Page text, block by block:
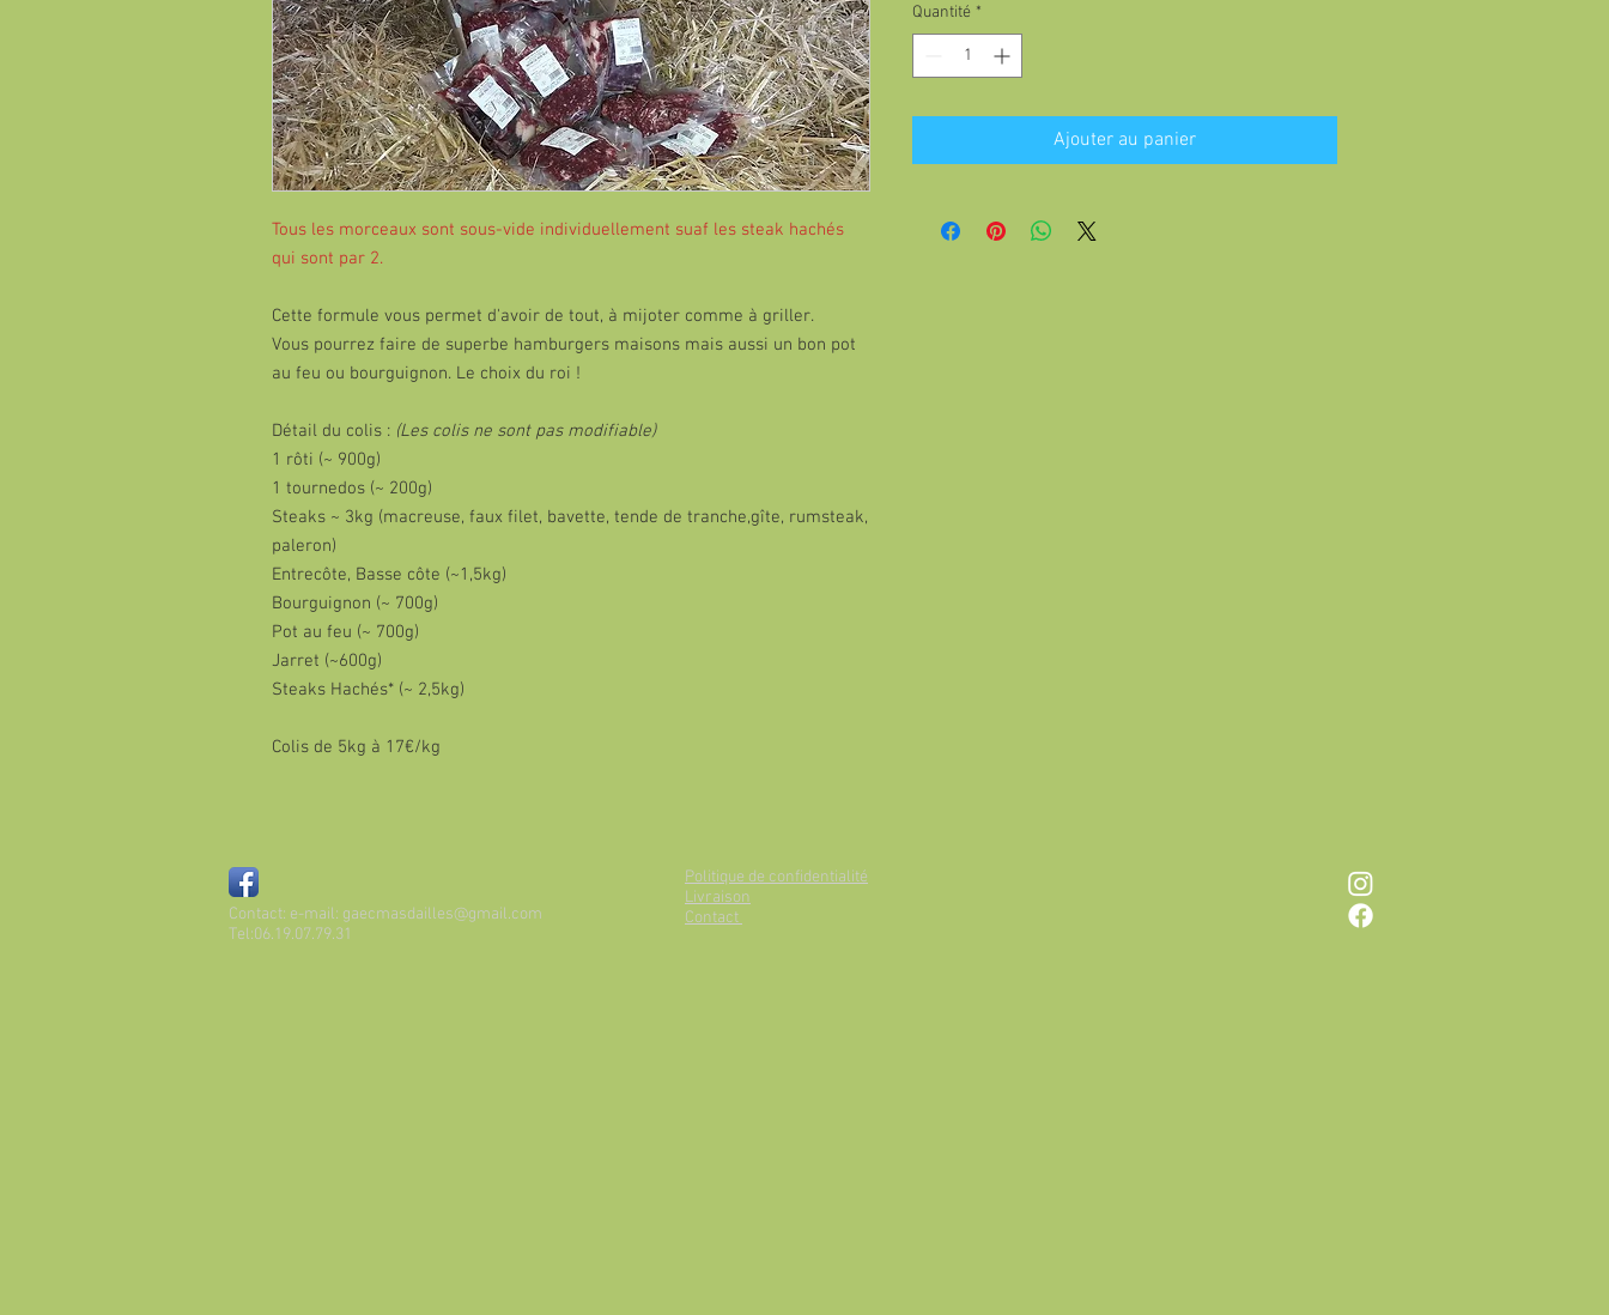
Tous les morceaux sont sous-vide individuellement suaf les steak hachés
qui sont par 2.
Cette formule vous permet d'avoir de tout, à mijoter comme à griller.
Vous pourrez faire de superbe hamburgers maisons mais aussi un bon pot
au feu ou bourguignon. Le choix du roi !
Détail du colis : (Les colis ne sont pas modifiable)
1 rôti (~ 900g)
1 tournedos (~ 200g)
Steaks ~ 3kg (macreuse, faux filet, bavette, tende de tranche,gîte, rumsteak,
paleron)
Entrecôte, Basse côte (~1,5kg)
Bourguignon (~ 700g)
Pot au feu (~ 700g)
Jarret (~600g)
Steaks Hachés* (~ 2,5kg)
Colis de 5kg à 17€/kg
pour
1
Kilogramme
Quantité *
Ajouter au panier
Contact: e-mail: gaecmasdailles@gmail.com
Tel:06.19.07.79.31
Politique de confidentialité
Livraison
Contact